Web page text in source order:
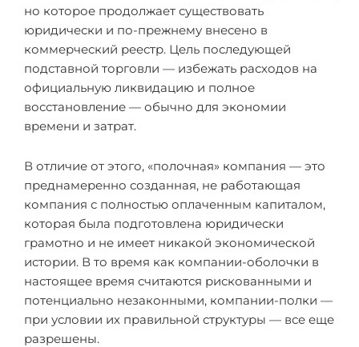
но которое продолжает существовать
юридически и по-прежнему внесено в
коммерческий реестр. Цель последующей
подставной торговли — избежать расходов на
официальную ликвидацию и полное
восстановление — обычно для экономии
времени и затрат.
В отличие от этого, «полочная» компания — это
преднамеренно созданная, не работающая
компания с полностью оплаченным капиталом,
которая была подготовлена юридически
грамотно и не имеет никакой экономической
истории. В то время как компании-оболочки в
настоящее время считаются рискованными и
потенциально незаконными, компании-полки —
при условии их правильной структуры — все еще
разрешены.